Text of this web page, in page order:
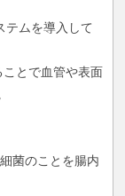
テムを導入して
とで血管や表面
菌のことを腸内